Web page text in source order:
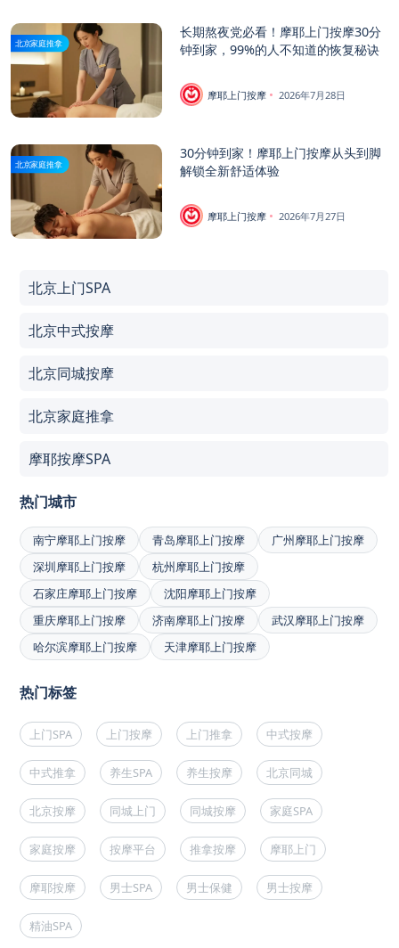
北京家庭推拿
长期熬夜党必看！摩耶上门按摩30分
钟到家，99%的人不知道的恢复秘诀
摩耶上门按摩 2026年7月28日
北京家庭推拿
30分钟到家！摩耶上门按摩从头到脚
解锁全新舒适体验
摩耶上门按摩 2026年7月27日
北京上门SPA
北京中式按摩
北京同城按摩
北京家庭推拿
摩耶按摩SPA
热门城市
南宁摩耶上门按摩 青岛摩耶上门按摩
广州摩耶上门按摩
深圳摩耶上门按摩
杭州摩耶上门按摩
石家庄摩耶上门按摩
沈阳摩耶上门按摩
重庆摩耶上门按摩
济南摩耶上门按摩
武汉摩耶上门按摩
哈尔滨摩耶上门按摩
天津摩耶上门按摩
热门标签
上门SPA 上门按摩 上门推拿 中式按摩
中式推拿 养生SPA 养生按摩 北京同城
北京按摩 同城上门 同城按摩 家庭SPA
家庭按摩 按摩平台 推拿按摩 摩耶上门
摩耶按摩 男士SPA 男士保健 男士按摩
精油SPA